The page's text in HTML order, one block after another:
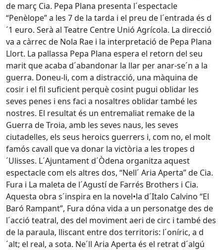
de març Cia. Pepa Plana presenta l´espectacle
“Penèlope” a les 7 de la tarda i el preu de l´entrada és d
´1 euro. Serà al Teatre Centre Unió Agrícola. La direcció
va a càrrec de Nola Rae i la interpretació de Pepa Plana
Llort. La pallassa Pepa Plana espera el retorn del seu
marit que acaba d´abandonar la llar per anar-se´n a la
guerra. Doneu-li, com a distracció, una màquina de
cosir i el fil suficient perquè cosint pugui oblidar les
seves penes i ens faci a nosaltres oblidar també les
nostres. El resultat és un entremaliat remake de la
Guerra de Troia, amb les seves naus, les seves
ciutadelles, els seus heroics guerrers i, com no, el molt
famós cavall que va donar la victòria a les tropes d
´Ulisses. L´Ajuntament d´Òdena organitza aquest
espectacle com els altres dos, “Nell´ Aria Aperta” de Cia.
Fura i La maleta de l´Agustí de Farrés Brothers i Cia.
Aquesta obra s´inspira en la novel•la d´Italo Calvino “El
Baró Rampant”, Fura dóna vida a un personatge des de
l´acció teatral, des del moviment aeri de circ i també des
de la paraula, lliscant entre dos territoris: l´oníric, a d
´alt; el real, a sota. Ne´ll Aria Aperta és el retrat d´algú